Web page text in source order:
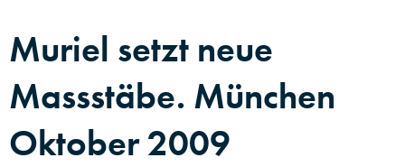
Muriel setzt neue
Massstäbe. München
Oktober 2009